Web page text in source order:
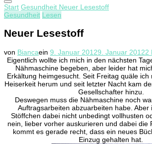
Start Gesundheit Neuer Lesestoff
Gesundheit Lesen
Neuer Lesestoff
von Biancaein 9. Januar 20129. Januar 20122
Eigentlich wollte ich mich in den nächsten
Nähmaschine begeben, aber leider hat
Erkältung heimgesucht. Seit Freitag quäle ich
Heiserkeit herum und seit letzter Nacht kam
Gesellschafter hinzu.
Deswegen muss die Nähmaschine noch
Auftragsarbeiten abzuarbeiten habe. Aber
Stöffchen dabei nicht unbedingt vollhusten
nein, lieber vorher auskurieren und dabei die
kommt es gerade recht, dass ein neues
Einzug gehalten hat.